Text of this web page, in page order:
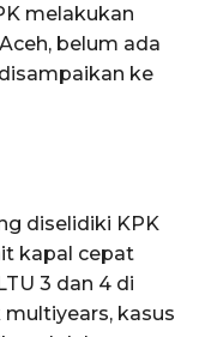
melakukan
belum ada
ke
diselidiki KPK
kapal cepat
3 dan 4 di
kasus